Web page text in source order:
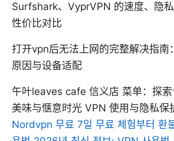
Surfshark、VyprVPN 的速度、隐
性价比对比
打开vpn后无法上网的完整解决指南
原因与设备适配
午叶leaves cafe 信义店 菜单：探
美味与惬意时光 VPN 使用与隐私保
Nordvpn 무료 7일 무료 체험부터 환